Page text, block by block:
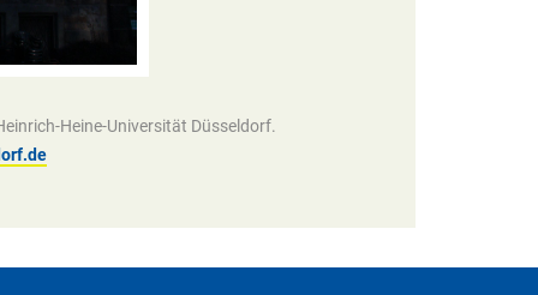
Heine-Universität Düsseldorf.